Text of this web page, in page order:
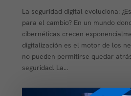
La seguridad digital evoluciona:
para el cambio? En un mundo
cibernéticas crecen
digitalización es el motor de los
no pueden permitirse quedar
seguridad. La...